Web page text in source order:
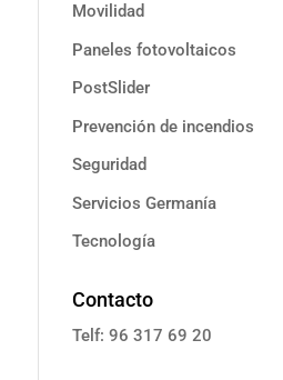
Movilidad
Paneles fotovoltaicos
PostSlider
Prevención de incendios
Seguridad
Servicios Germanía
Tecnología
Contacto
Telf: 96 317 69 20